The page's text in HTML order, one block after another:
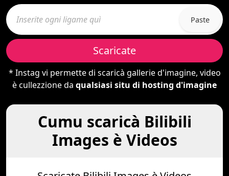
Paste
Scaricate
* Instag vi permette di scaricà gallerie d'imagine, video
è cullezzione da qualsiasi situ di hosting d'imagine
Cumu scaricà Bilibili
Images è Videos